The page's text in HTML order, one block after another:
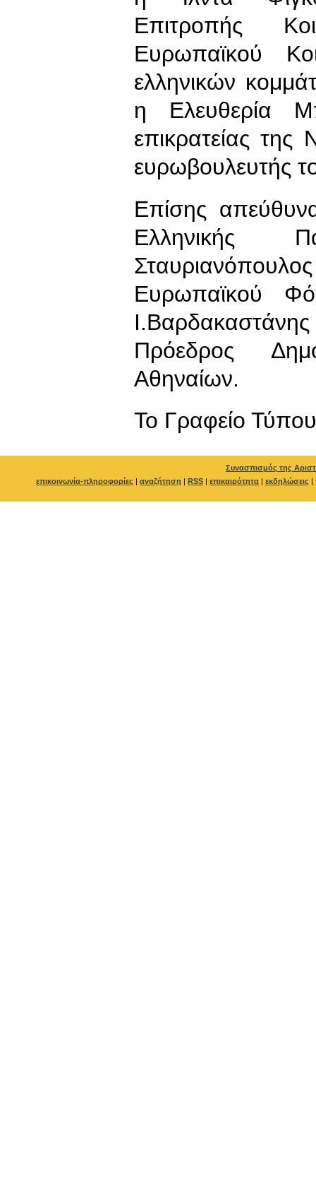
Επιτροπής
Ευρωπαϊκού
ελληνικών
η Ελευθερία
επικρατείας
ευρωβουλευτής
Επίσης
Ελληνικής
Ευρωπαϊκού
Πρόεδρος
Αθηναίων.
To Γραφείο Τύπου
Συνασπισμός της
επικοινωνία-πληροφορίες | αναζήτηση | RSS | επικαιρότητα | εκδηλώσεις |